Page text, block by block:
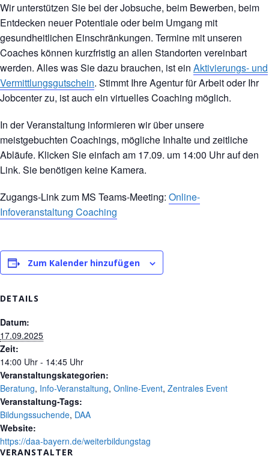
Wir unterstützen Sie bei der Jobsuche, beim Bewerben, beim
Entdecken neuer Potentiale oder beim Umgang mit
gesundheitlichen Einschränkungen. Termine mit unseren
Coaches können kurzfristig an allen Standorten vereinbart
werden. Alles was Sie dazu brauchen, ist ein Aktivierungs- und
Vermittlungsgutschein. Stimmt Ihre Agentur für Arbeit oder Ihr
Jobcenter zu, ist auch ein virtuelles Coaching möglich.
In der Veranstaltung informieren wir über unsere
meistgebuchten Coachings, mögliche Inhalte und zeitliche
Abläufe. Klicken Sie einfach am 17.09. um 14:00 Uhr auf den
Link. Sie benötigen keine Kamera.
Zugangs-Link zum MS Teams-Meeting: Online-
Infoveranstaltung Coaching
Zum Kalender hinzufügen
DETAILS
Datum:
17.09.2025
Zeit:
14:00 Uhr - 14:45 Uhr
Veranstaltungskategorien:
Beratung, Info-Veranstaltung, Online-Event, Zentrales Event
Veranstaltung-Tags:
Bildungssuchende, DAA
Website:
https://daa-bayern.de/weiterbildungstag
VERANSTALTER